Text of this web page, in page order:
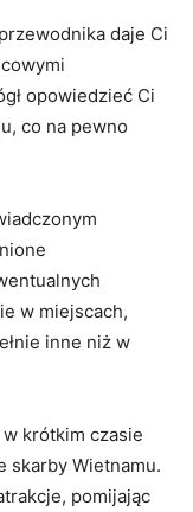
daje Ci
opowiedzieć Ci⁣
co‌ na ‌pewno
w miejscach,
inne‍ niż⁣ w
krótkim czasie
skarby ⁤Wietnamu.
pomijając